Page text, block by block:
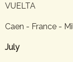
VUELTA
Caen - France -
July